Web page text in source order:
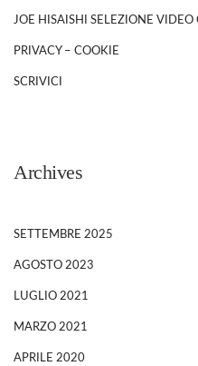
JOE HISAISHI SELEZIONE VIDEO
PRIVACY – COOKIE
SCRIVICI
Archives
SETTEMBRE 2025
AGOSTO 2023
LUGLIO 2021
MARZO 2021
APRILE 2020